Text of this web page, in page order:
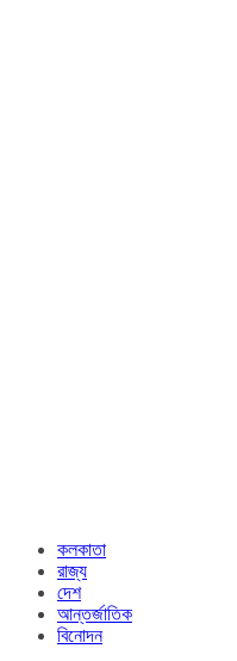
কলকাতা
রাজ্য​
দেশ
আন্তর্জাতিক
বিনোদন